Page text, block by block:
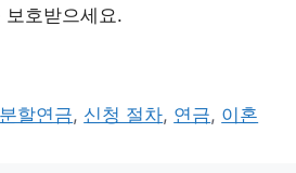
호받으세요.
분할연금, 신청 절차, 연금, 이혼